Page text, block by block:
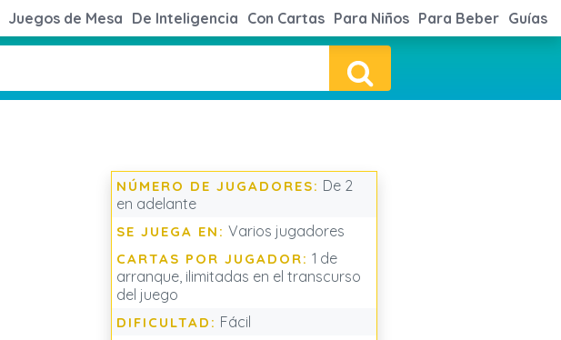
Juegos de Mesa De Inteligencia Con Cartas Para Niños Para Beber Guías
NÚMERO DE JUGADORES: De 2
en adelante
SE JUEGA EN: Varios jugadores
CARTAS POR JUGADOR: 1 de
arranque, ilimitadas en el transcurso
del juego
DIFICULTAD: Fácil